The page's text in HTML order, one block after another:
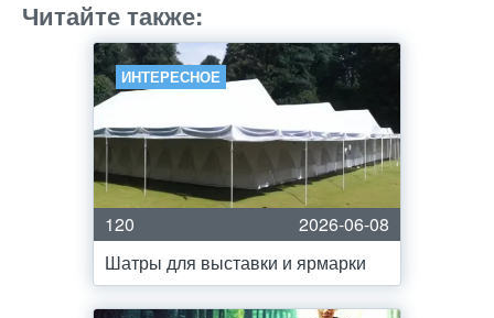
Читайте также:
ИНТЕРЕСНОЕ
120
2026-06-08
Шатры для выставки и ярмарки